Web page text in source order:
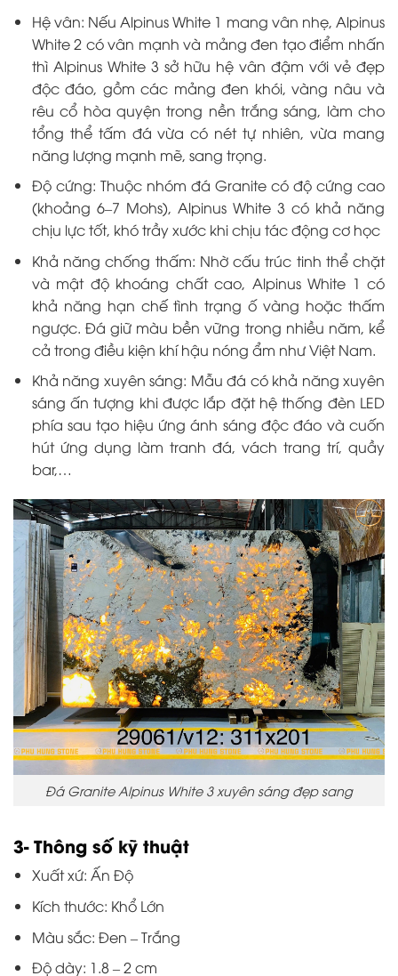
Hệ vân: Nếu Alpinus White 1 mang vân nhẹ, Alpinus
White 2 có vân mạnh và mảng đen tạo điểm nhấn
thì Alpinus White 3 sở hữu hệ vân đậm với vẻ đẹp
độc đáo, gồm các mảng đen khói, vàng nâu và
rêu cổ hòa quyện trong nền trắng sáng, làm cho
tổng thể tấm đá vừa có nét tự nhiên, vừa mang
năng lượng mạnh mẽ, sang trọng.
Độ cứng: Thuộc nhóm đá Granite có độ cứng cao
(khoảng 6–7 Mohs), Alpinus White 3 có khả năng
chịu lực tốt, khó trầy xước khi chịu tác động cơ học
Khả năng chống thấm: Nhờ cấu trúc tinh thể chặt
và mật độ khoáng chất cao, Alpinus White 1 có
khả năng hạn chế tình trạng ố vàng hoặc thấm
ngược. Đá giữ màu bền vững trong nhiều năm, kể
cả trong điều kiện khí hậu nóng ẩm như Việt Nam.
Khả năng xuyên sáng: Mẫu đá có khả năng xuyên
sáng ấn tượng khi được lắp đặt hệ thống đèn LED
phía sau tạo hiệu ứng ánh sáng độc đáo và cuốn
hút ứng dụng làm tranh đá, vách trang trí, quầy
bar,…
Đá Granite Alpinus White 3 xuyên sáng đẹp sang
3- Thông số kỹ thuật
Xuất xứ: Ấn Độ
Kích thước: Khổ Lớn
Màu sắc: Đen – Trắng
Độ dày: 1.8 – 2 cm